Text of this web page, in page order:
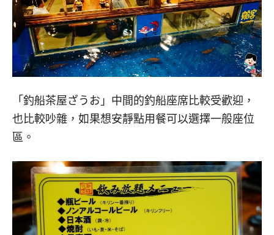
「釣船茶屋ざうお」中間的釣船座席比較受歡迎，
也比較吵雜，如果想安靜點用餐可以選擇一般座位
區。